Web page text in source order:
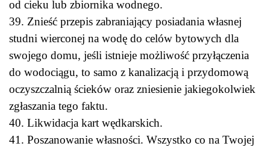
od cieku lub zbiornika wodnego.
39. Znieść przepis zabraniający posiadania własnej
studni wierconej na wodę do celów bytowych dla
swojego domu, jeśli istnieje możliwość przyłączenia
do wodociągu, to samo z kanalizacją i przydomową
oczyszczalnią ścieków oraz zniesienie jakiegokolwiek
zgłaszania tego faktu.
40. Likwidacja kart wędkarskich.
41. Poszanowanie własności. Wszystko co na Twojej